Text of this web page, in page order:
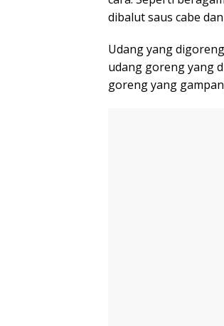
dibalut saus cabe
Udang yang
udang goreng yang
goreng yang